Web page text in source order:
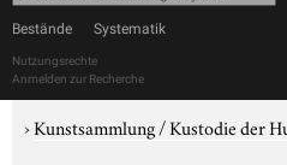
Bestände Systematik
Nutzungsrechte
Anmelden zur Recherche
›Kunstsammlung / Kustodie der